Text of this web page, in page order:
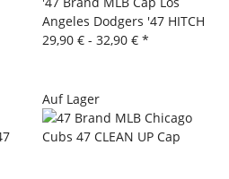
Angeles Dodgers '47 HITCH
29,90 € - 32,90 € *
Auf Lager